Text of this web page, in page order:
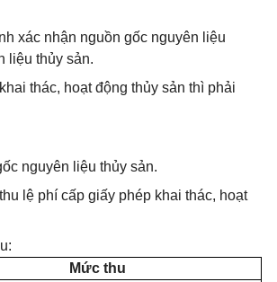
xác nhận nguồn gốc nguyên liệu
liệu thủy sản.
thác, hoạt động thủy sản thì phải
nguyên liệu thủy sản.
lệ phí cấp giấy phép khai thác, hoạt
Mức thu